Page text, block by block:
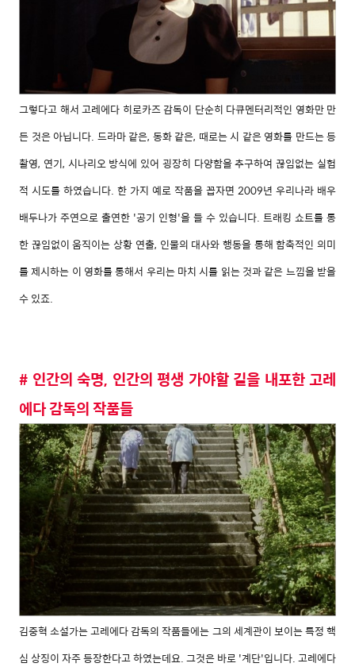
그렇다고 해서 고레에다 히로카즈 감독이 단순히 다큐멘터리적인 영화만 만
든 것은 아닙니다. 드라마 같은, 동화 같은, 때로는 시 같은 영화를 만드는 등
촬영, 연기, 시나리오 방식에 있어 굉장히 다양함을 추구하여 끊임없는 실험
적 시도를 하였습니다. 한 가지 예로 작품을 꼽자면 2009년 우리나라 배우
배두나가 주연으로 출연한 '공기 인형'을 들 수 있습니다. 트래킹 쇼트를 통
한 끊임없이 움직이는 상황 연출, 인물의 대사와 행동을 통해 함축적인 의미
를 제시하는 이 영화를 통해서 우리는 마치 시를 읽는 것과 같은 느낌을 받을
수 있죠.
# 인간의 숙명, 인간의 평생 가야할 길을 내포한 고레
에다 감독의 작품들
김중혁 소설가는 고레에다 감독의 작품들에는 그의 세계관이 보이는 특정 핵
심 상징이 자주 등장한다고 하였는데요. 그것은 바로 '계단'입니다. 고레에다